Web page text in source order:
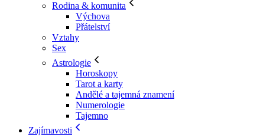
Rodina & komunita
Výchova
Přátelství
Vztahy
Sex
Astrologie
Horoskopy
Tarot a karty
Andělé a tajemná znamení
Numerologie
Tajemno
Zajímavosti